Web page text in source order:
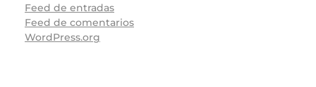
Feed de entradas
Feed de comentarios
WordPress.org